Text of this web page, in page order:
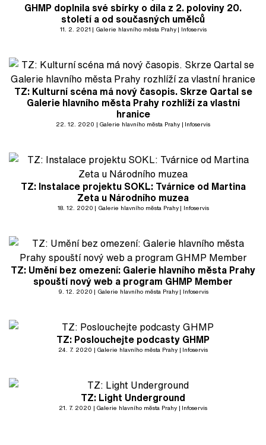
GHMP doplnila své sbírky o díla z 2. poloviny 20.
století a od současných umělců
11. 2. 2021 Galerie hlavního města Prahy Infoservis
TZ: Kulturní scéna má nový časopis. Skrze Qartal se
Galerie hlavního města Prahy rozhlíží za vlastní
hranice
22. 12. 2020 Galerie hlavního města Prahy Infoservis
TZ: Instalace projektu SOKL: Tvárnice od Martina
Zeta u Národního muzea
18. 12. 2020 Galerie hlavního města Prahy Infoservis
TZ: Umění bez omezení: Galerie hlavního města Prahy
spouští nový web a program GHMP Member
9. 12. 2020 Galerie hlavního města Prahy Infoservis
TZ: Poslouchejte podcasty GHMP
24. 7. 2020 Galerie hlavního města Prahy Infoservis
TZ: Light Underground
21. 7. 2020 Galerie hlavního města Prahy Infoservis